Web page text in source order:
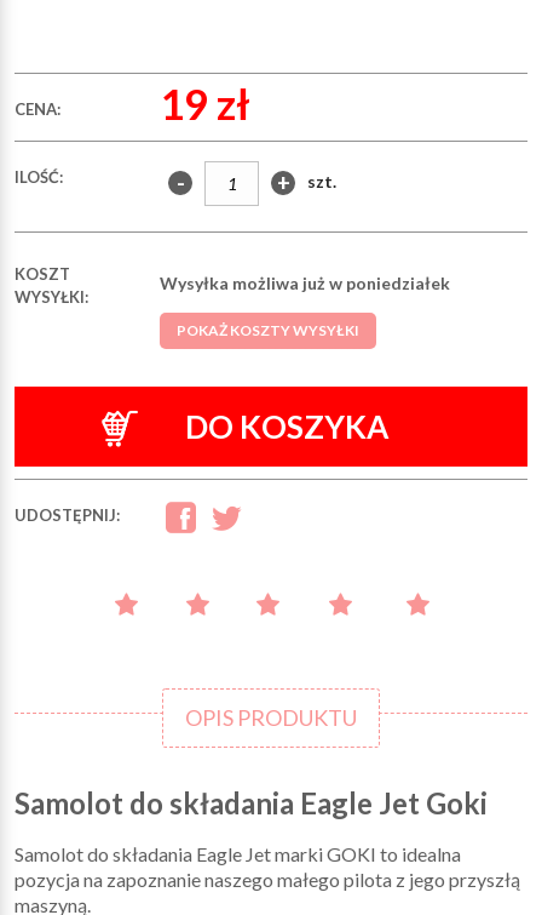
CENA: 19 zł
ILOŚĆ: - + szt.
KOSZT
WYSYŁKI:
Wysyłka możliwa już w poniedziałek
POKAŻ KOSZTY WYSYŁKI
DO KOSZYKA
UDOSTĘPNIJ:
OPIS PRODUKTU
Samolot do składania Eagle Jet Goki
Samolot do składania Eagle Jet marki GOKI to idealna
pozycja na zapoznanie naszego małego pilota z jego przyszłą
maszyną.